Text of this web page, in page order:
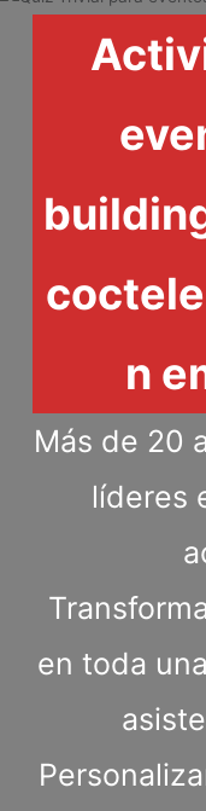
n
Más de 20
líderes
en toda